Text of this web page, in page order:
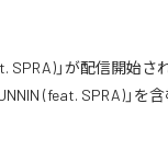
SPRA)」が配信開始
(feat. SPRA)」を